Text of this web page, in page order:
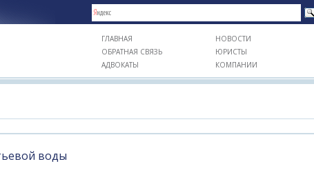
ГЛАВНАЯ
НОВОСТИ
ОБРАТНАЯ СВЯЗЬ
ЮРИСТЫ
АДВОКАТЫ
КОМПАНИИ
воды